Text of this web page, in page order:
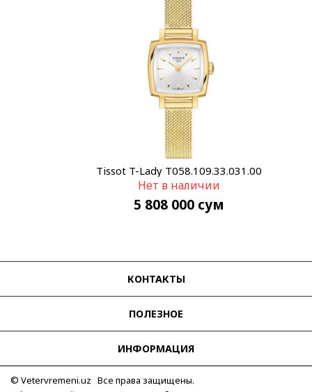
Tissot T-Lady T058.109.33.031.00
Нет в наличии
5 808 000 сум
КОНТАКТЫ
ПОЛЕЗНОЕ
ИНФОРМАЦИЯ
© Vetervremeni.uz Все права защищены.